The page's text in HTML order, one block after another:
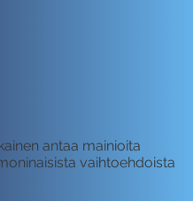
antaa mainioita
vaihtoehdoista